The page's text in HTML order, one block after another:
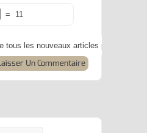
= 11
tous les nouveaux articles par e-mail.